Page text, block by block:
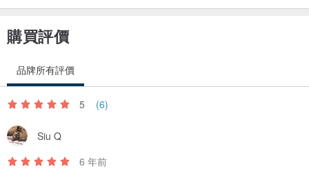
購買評價
品牌所有評價
5 (6)
Siu Q
6 年前